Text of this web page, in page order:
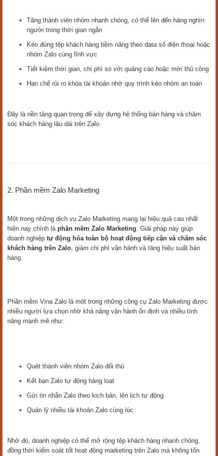
Tăng thành viên nhóm nhanh chóng, có thể lên đến hàng nghìn
người trong thời gian ngắn
Kéo đúng tệp khách hàng tiềm năng theo data số điện thoại hoặc
nhóm Zalo cùng lĩnh vực
Tiết kiệm thời gian, chi phí so với quảng cáo hoặc mời thủ công
Hạn chế rủi ro khóa tài khoản nhờ quy trình kéo nhóm an toàn
Đây là nền tảng quan trọng để xây dựng hệ thống bán hàng và chăm
sóc khách hàng lâu dài trên Zalo.
2. Phần mềm Zalo Marketing
Một trong những dịch vụ Zalo Marketing mang lại hiệu quả cao nhất
hiện nay chính là phần mềm Zalo Marketing. Giải pháp này giúp
doanh nghiệp tự động hóa toàn bộ hoạt động tiếp cận và chăm sóc
khách hàng trên Zalo, giảm chi phí vận hành và tăng hiệu suất bán
hàng.
Phần mềm Vina Zalo là một trong những công cụ Zalo Marketing được
nhiều người lựa chọn nhờ khả năng vận hành ổn định và nhiều tính
năng mạnh mẽ như:
Quét thành viên nhóm Zalo đối thủ
Kết bạn Zalo tự động hàng loạt
Gửi tin nhắn Zalo theo kịch bản, lên lịch tự động
Quản lý nhiều tài khoản Zalo cùng lúc
Nhờ đó, doanh nghiệp có thể mở rộng tệp khách hàng nhanh chóng,
đồng thời kiểm soát tốt hoạt động marketing trên Zalo mà không tốn